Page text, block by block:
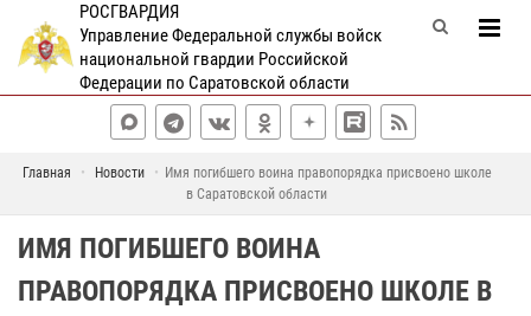
РОСГВАРДИЯ
Управление Федеральной службы войск
национальной гвардии Российской
Федерации по Саратовской области
Главная Новости
Имя погибшего воина правопорядка присвоено школе
в Саратовской области
ИМЯ ПОГИБШЕГО ВОИНА
ПРАВОПОРЯДКА ПРИСВОЕНО ШКОЛЕ В